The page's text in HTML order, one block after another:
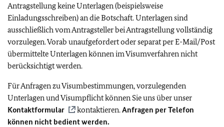
Antragstellung keine Unterlagen (beispielsweise
Einladungsschreiben) an die Botschaft. Unterlagen sind
ausschließlich vom Antragsteller bei Antragstellung vollständig
vorzulegen. Vorab unaufgefordert oder separat per E-Mail/Post
übermittelte Unterlagen können im Visumverfahren nicht
berücksichtigt werden.
Für Anfragen zu Visumbestimmungen, vorzulegenden
Unterlagen und Visumpflicht können Sie uns über unser
Kontaktformular
kontaktieren.Anfragen per Telefon
können nicht bedient werden.